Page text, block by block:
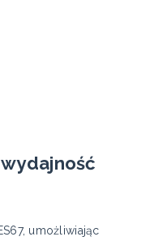
umożliwiając